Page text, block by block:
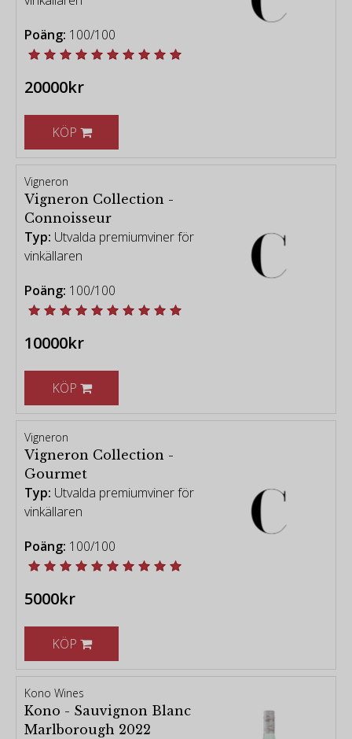
Poäng: 100/100
20000kr
KÖP
Vigneron
Vigneron Collection -
Connoisseur
Typ: Utvalda premiumviner för
vinkällaren
Poäng: 100/100
10000kr
KÖP
Vigneron
Vigneron Collection -
Gourmet
Typ: Utvalda premiumviner för
vinkällaren
Poäng: 100/100
5000kr
KÖP
Kono Wines
Kono - Sauvignon Blanc
Marlborough 2022